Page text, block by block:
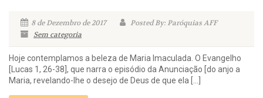
8 de Dezembro de 2017
Posted By: Paróquias AFF
Sem categoria
Hoje contemplamos a beleza de Maria Imaculada. O Evangelho
[Lucas 1, 26-38], que narra o episódio da Anunciação [do anjo a
Maria, revelando-lhe o desejo de Deus de que ela […]